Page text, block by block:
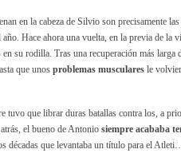
en la cabeza de Silvio son precisamente
Hace ahora una vuelta, en la previa de la
su rodilla. Tras una recuperación más larga
que unos problemas musculares le
tuvo que librar duras batallas contra los, a
el bueno de Antonio siempre acababa
décadas que levantaba un título para el